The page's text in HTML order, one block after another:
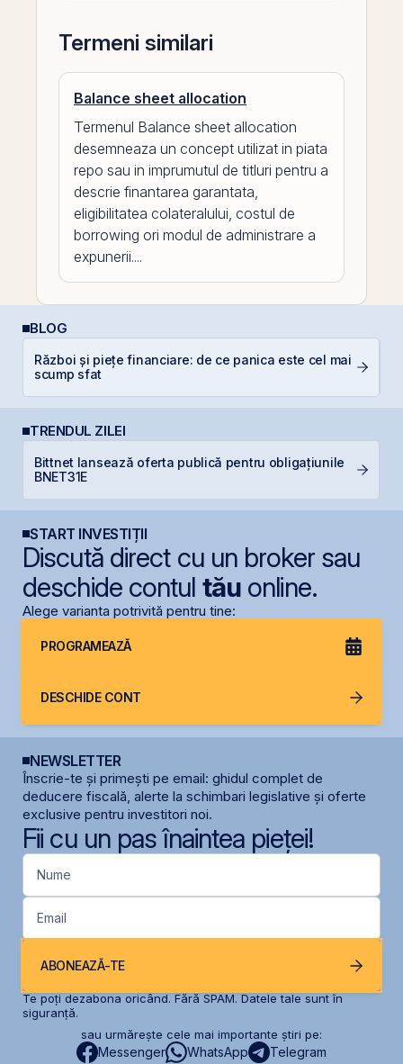
Termeni similari
Balance sheet allocation
Termenul Balance sheet allocation
desemneaza un concept utilizat in piata
repo sau in imprumutul de titluri pentru a
descrie finantarea garantata,
eligibilitatea colateralului, costul de
borrowing ori modul de administrare a
expunerii....
BLOG
Război și piețe financiare: de ce panica este cel mai
scump sfat
TRENDUL ZILEI
Bittnet lansează oferta publică pentru obligațiunile
BNET31E
START INVESTIȚII
Discută direct cu un broker sau
deschide contul tăuonline.
Alege varianta potrivită pentru tine:
PROGRAMEAZĂ
DESCHIDE CONT
NEWSLETTER
Înscrie-te și primești pe email: ghidul complet de
deducere fiscală, alerte la schimbari legislative și oferte
exclusive pentru investitori noi.
Fii cu un pas înaintea pieței!
Nume
Email
ABONEAZĂ-TE
Te poți dezabona oricând. Fără SPAM. Datele tale sunt în
siguranță.
sau urmărește cele mai importante știri pe:
Messenger WhatsApp Telegram